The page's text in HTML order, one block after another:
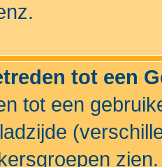
tot een
tot een